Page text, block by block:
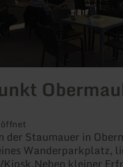
der Staumauer in
Wanderparkplatz,
kleiner